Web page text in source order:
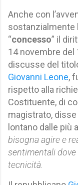
Anche con
sostanzialmente
“concesso” il
14 novembre
discusse del
Giovanni Leone,
rispetto alla
Costituente, di
magistrato,
lontano dalle più
bisogna agire e
sentimentali
tecnicità.